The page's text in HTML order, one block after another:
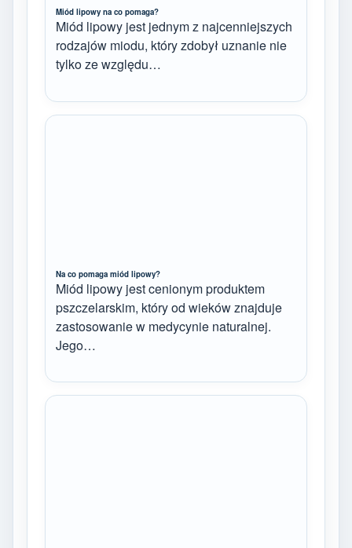
Miód lipowy na co pomaga?
Miód lipowy jest jednym z najcenniejszych
rodzajów miodu, który zdobył uznanie nie
tylko ze względu…
Na co pomaga miód lipowy?
Miód lipowy jest cenionym produktem
pszczelarskim, który od wieków znajduje
zastosowanie w medycynie naturalnej.
Jego…